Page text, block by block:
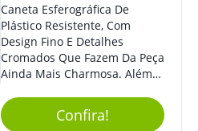
Caneta Esferográfica De
Plástico Resistente, Com
Design Fino E Detalhes
Cromados Que Fazem Da Peça
Ainda Mais Charmosa. Além
Seu Acionamento É Por Giro.
Perfeita Para Diversas
Confira!